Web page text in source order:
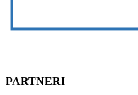
PARTNERI